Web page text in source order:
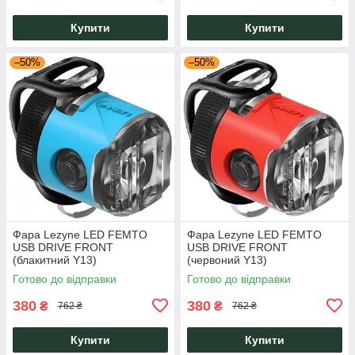
Купити Купити
–50%
Фара Lezyne LED FEMTO
USB DRIVE FRONT
(блакитний Y13)
Готово до відправки
380 ₴ 762 ₴
Купити
–50%
Фара Lezyne LED FEMTO
USB DRIVE FRONT
(червоний Y13)
Готово до відправки
380 ₴ 762 ₴
Купити